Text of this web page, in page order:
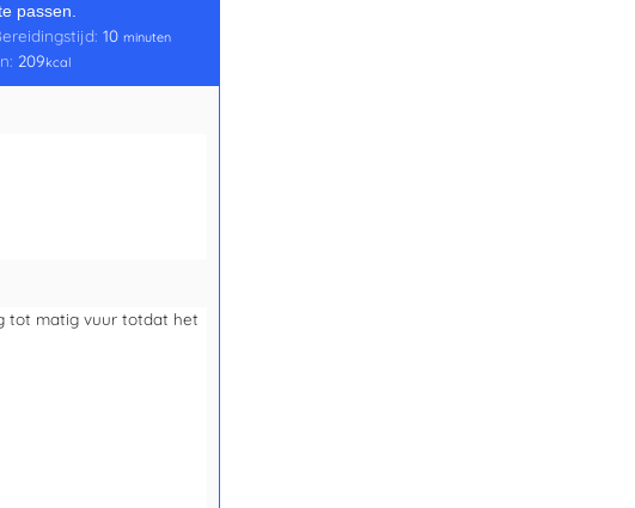
passen.
10 minuten
209kcal
tot matig vuur totdat het